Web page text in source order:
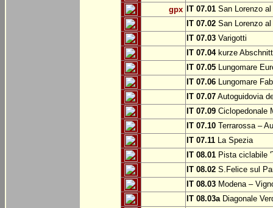
gpx
IT 07.01 San Lorenzo
IT 07.02 San Lorenzo
IT 07.03 Varigotti
IT 07.04kurze
IT 07.05 Lungomare
IT 07.06 Lungomare
IT 07.07 Autoguidovia
IT 07.09 Ciclopedonale
IT 07.10 Terrarossa –
IT 07.11 La Spezia
IT 08.01 Pista ciclabile
IT 08.02 S.Felice sul
IT 08.03 Modena –
IT 08.03aDiagonale